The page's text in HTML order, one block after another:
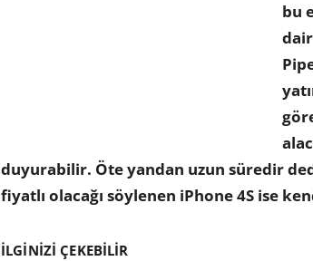
bu
duyurabilir. Öte yandan uzun süredir
fiyatlı olacağı söylenen iPhone 4S ise
İLGİNİZİ ÇEKEBİLİR